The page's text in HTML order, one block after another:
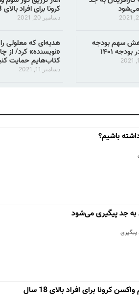
کرونا برای افراد بالای 18 سال
دسامبر 20, 2021
سهم بودجه
۱۴۰۱
هدیه‌ای که معلولی را
«نویسنده» کرد/ از
کتاب‌هایم حمایت
دسامبر 11, 2021
باشیم؟
به جد پیگیری می‌شود
پیگیری
کرونا برای افراد بالای 18 سال